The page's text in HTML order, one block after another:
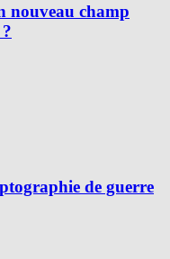
nouveau champ
de guerre